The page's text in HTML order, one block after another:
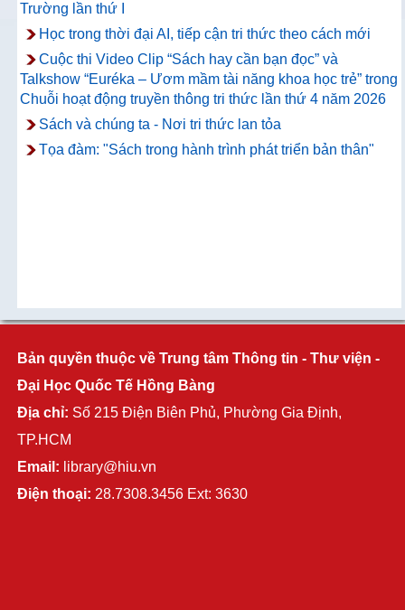
Trường lần thứ I
Học trong thời đại AI, tiếp cận tri thức theo cách mới
Cuộc thi Video Clip “Sách hay cần bạn đọc” và
Talkshow “Euréka – Ươm mầm tài năng khoa học trẻ” trong
Chuỗi hoạt động truyền thông tri thức lần thứ 4 năm 2026
Sách và chúng ta - Nơi tri thức lan tỏa
Tọa đàm: "Sách trong hành trình phát triển bản thân"
Bản quyền thuộc về Trung tâm Thông tin - Thư viện -
Đại Học Quốc Tế Hồng Bàng
Địa chỉ: Số 215 Điện Biên Phủ, Phường Gia Định,
TP.HCM
Email: library@hiu.vn
Điện thoại: 28.7308.3456 Ext: 3630